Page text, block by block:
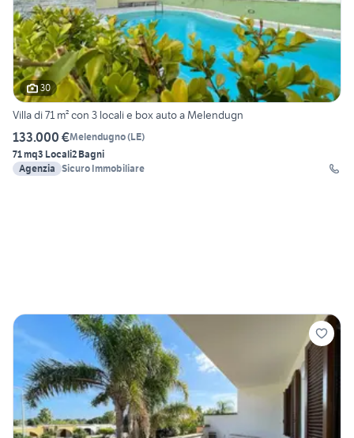
30
Villa di 71 m² con 3 locali e box auto a Melendugn
133.000 €Melendugno(LE)
71 mq3 Locali2 Bagni
Agenzia Sicuro Immobiliare